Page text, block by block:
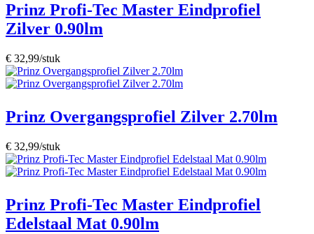
Prinz Profi-Tec Master Eindprofiel
Zilver 0.90lm
€ 32,99/stuk
Prinz Overgangsprofiel Zilver 2.70lm
€ 32,99/stuk
Prinz Profi-Tec Master Eindprofiel
Edelstaal Mat 0.90lm